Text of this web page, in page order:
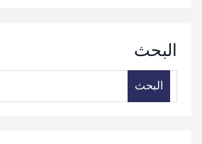
البحث
البحث